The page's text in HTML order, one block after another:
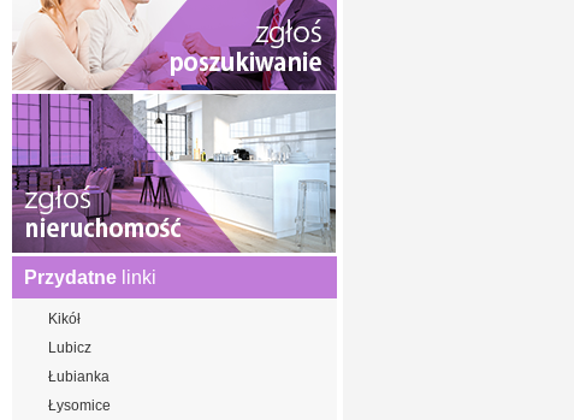
Przydatne linki
Kikół
Lubicz
Łubianka
Łysomice